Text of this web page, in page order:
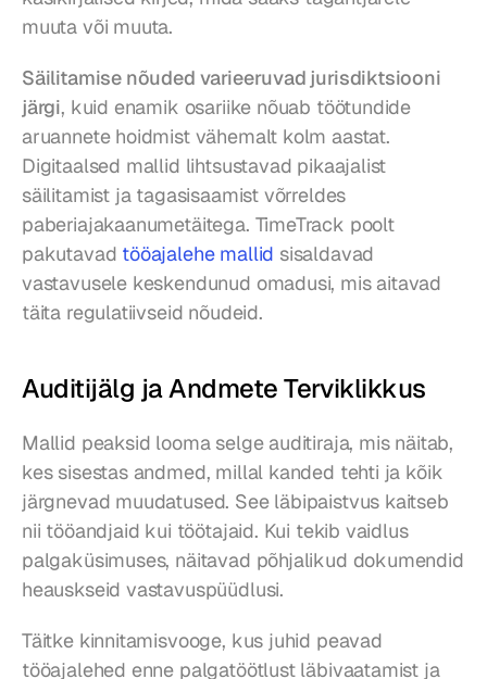
muuta või muuta.
Säilitamise nõuded varieeruvad jurisdiktsiooni
järgi, kuid enamik osariike nõuab töötundide
aruannete hoidmist vähemalt kolm aastat.
Digitaalsed mallid lihtsustavad pikaajalist
säilitamist ja tagasisaamist võrreldes
paberiajakaanumetäitega. TimeTrack poolt
pakutavad tööajalehe mallid sisaldavad
vastavusele keskendunud omadusi, mis aitavad
täita regulatiivseid nõudeid.
Auditijälg ja Andmete Terviklikkus
Mallid peaksid looma selge auditiraja, mis näitab,
kes sisestas andmed, millal kanded tehti ja kõik
järgnevad muudatused. See läbipaistvus kaitseb
nii tööandjaid kui töötajaid. Kui tekib vaidlus
palgaküsimuses, näitavad põhjalikud dokumendid
heauskseid vastavuspüüdlusi.
Täitke kinnitamisvooge, kus juhid peavad
tööajalehed enne palgatöötlust läbivaatamist ja